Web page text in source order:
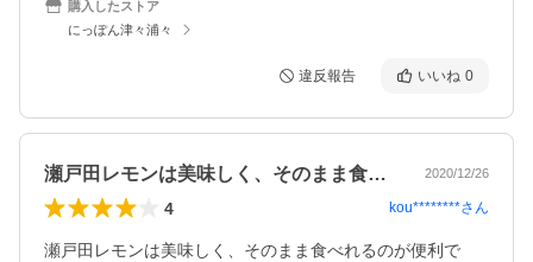
購入したストア
にっぽん津々浦々
違反報告 いいね 0
瀬戸田レモンは美味しく、そのまま食べれ… 2020/12/26
4 kou********さん
瀬戸田レモンは美味しく、そのまま食べれるのが便利で